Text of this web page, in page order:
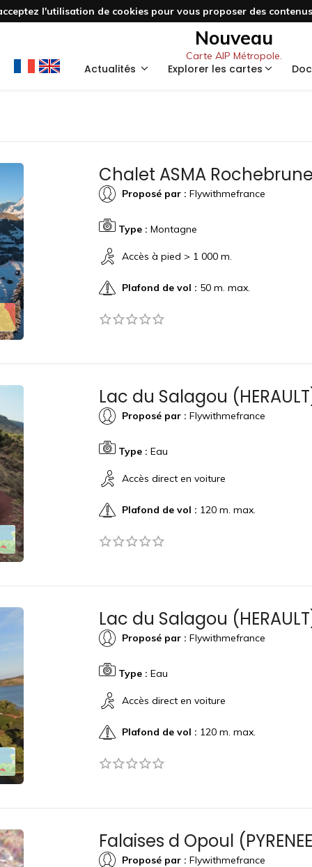
l'utilisation de cookies pour vous proposer des
Nouveau
Carte AIP Métropole.
Actualités Explorer les cartes
Chalet ASMA
Proposé par : Flywithmefrance
Type : Montagne
Accès à pied > 1 000 m.
Plafond de vol : 50 m. max.
Lac du Salagou
Proposé par : Flywithmefrance
Type : Eau
Accès direct en voiture
Plafond de vol : 120 m. max.
Lac du Salagou
Proposé par : Flywithmefrance
Type : Eau
Accès direct en voiture
Plafond de vol : 120 m. max.
Falaises d Opoul
Proposé par : Flywithmefrance